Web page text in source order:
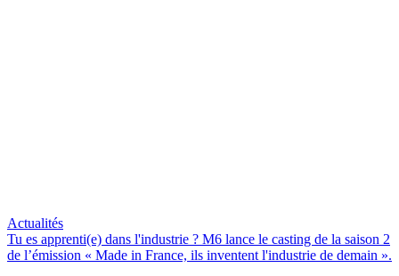
Actualités
Tu es apprenti(e) dans l'industrie ? M6 lance le casting de la saison 2
de l’émission « Made in France, ils inventent l'industrie de demain ».